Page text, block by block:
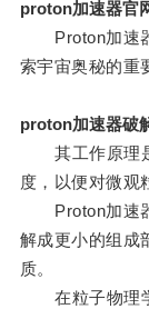
proton加速器官
Proton加速器
索宇宙奥秘的重
proton加速器破
其工作原理是
度，以便对微观
Proton加速器
解成更小的组成
质。
在粒子物理学